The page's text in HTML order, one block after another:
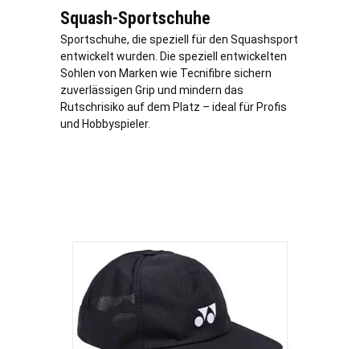
Squash-Sportschuhe
Sportschuhe, die speziell für den Squashsport
entwickelt wurden. Die speziell entwickelten
Sohlen von Marken wie Tecnifibre sichern
zuverlässigen Grip und mindern das
Rutschrisiko auf dem Platz – ideal für Profis
und Hobbyspieler.